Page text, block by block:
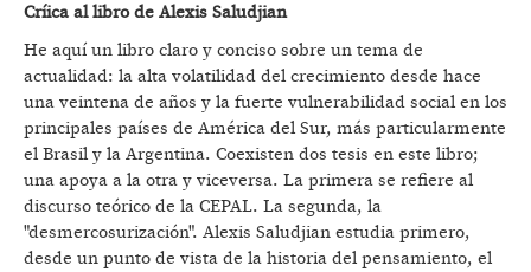
Críica al libro de Alexis Saludjian
He aquí un libro claro y conciso sobre un tema de
actualidad: la alta volatilidad del crecimiento desde hace
una veintena de años y la fuerte vulnerabilidad social en los
principales países de América del Sur, más particularmente
el Brasil y la Argentina. Coexisten dos tesis en este libro;
una apoya a la otra y viceversa. La primera se refiere al
discurso teórico de la CEPAL. La segunda, la
"desmercosurización". Alexis Saludjian estudia primero,
desde un punto de vista de la historia del pensamiento, el